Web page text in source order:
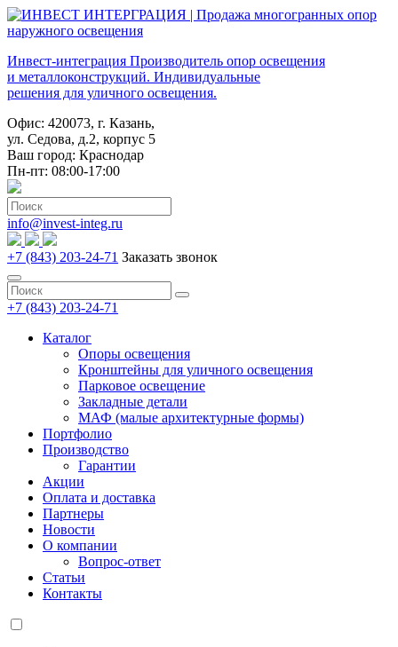
Инвест-интеграция Производитель опор освещения
и металлоконструкций. Индивидуальные
решения для уличного освещения.
Офис: 420073, г. Казань,
ул. Седова, д.2, корпус 5
Ваш город: Краснодар
Пн-пт: 08:00-17:00
info@invest-integ.ru
+7 (843) 203-24-71 Заказать звонок
+7 (843) 203-24-71
Каталог
Опоры освещения
Кронштейны для уличного освещения
Парковое освещение
Закладные детали
МАФ (малые архитектурные формы)
Портфолио
Производство
Гарантии
Акции
Оплата и доставка
Партнеры
Новости
О компании
Вопрос-ответ
Статьи
Контакты